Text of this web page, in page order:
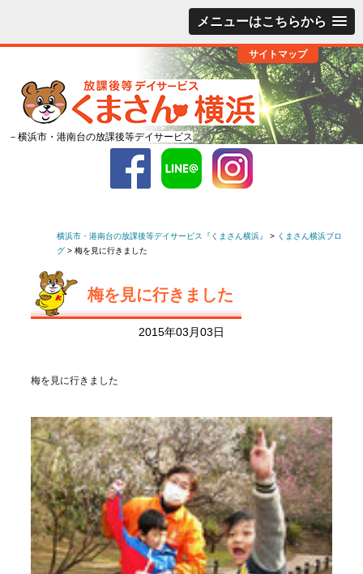
メニューはこちらから
サイトマップ
－横浜市・港南台の放課後等デイサービス
横浜市・港南台の放課後等デイサービス『くまさん横浜』 > くまさん横浜ブロ
グ > 梅を見に行きました
梅を見に行きました
2015年03月03日
梅を見に行きました